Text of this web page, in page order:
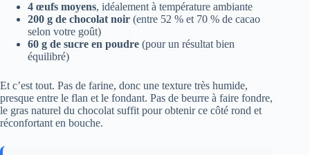
4 œufs moyens, idéalement à température ambiante
200 g de chocolat noir (entre 52 % et 70 % de cacao
selon votre goût)
60 g de sucre en poudre (pour un résultat bien
équilibré)
Et c’est tout. Pas de farine, donc une texture très humide,
presque entre le flan et le fondant. Pas de beurre à faire fondre,
le gras naturel du chocolat suffit pour obtenir ce côté rond et
réconfortant en bouche.